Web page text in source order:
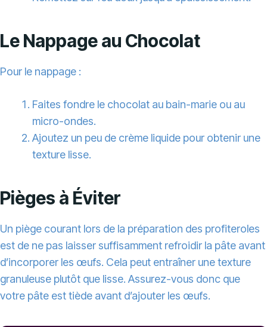
Le Nappage au Chocolat
Pour le nappage :
Faites fondre le chocolat au bain-marie ou au
micro-ondes.
Ajoutez un peu de crème liquide pour obtenir une
texture lisse.
Pièges à Éviter
Un piège courant lors de la préparation des profiteroles
est de ne pas laisser suffisamment refroidir la pâte avant
d’incorporer les œufs. Cela peut entraîner une texture
granuleuse plutôt que lisse. Assurez-vous donc que
votre pâte est tiède avant d’ajouter les œufs.